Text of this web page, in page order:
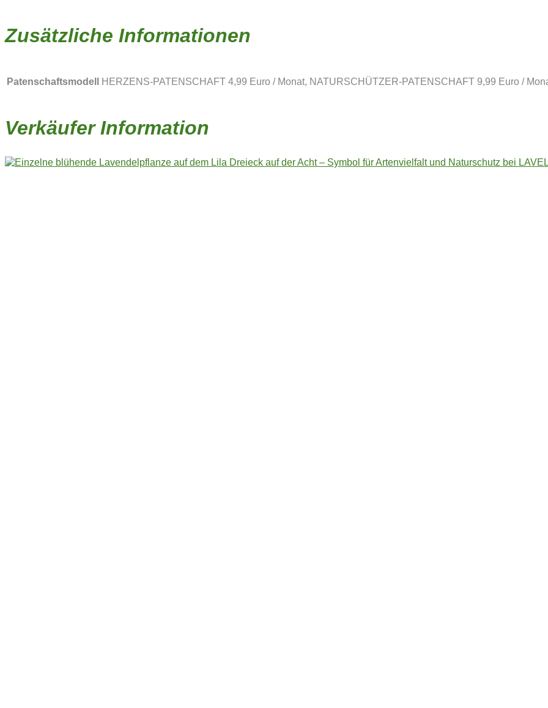
Zusätzliche Informationen
Patenschaftsmodell HERZENS-PATENSCHAFT 4,99 Euro / Monat, NATURSCHÜTZER-PATENSCHAFT 9,99 Euro /
Verkäufer Information